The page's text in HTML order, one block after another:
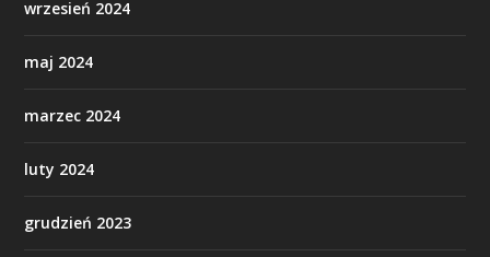
wrzesień 2024
maj 2024
marzec 2024
luty 2024
grudzień 2023